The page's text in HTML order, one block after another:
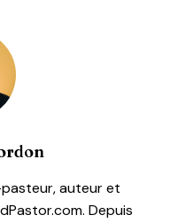
auteur et
Depuis